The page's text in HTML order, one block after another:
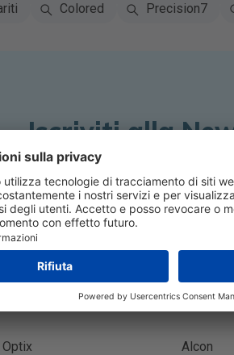
Colored Precision7
Iscriviti alla
Alcon